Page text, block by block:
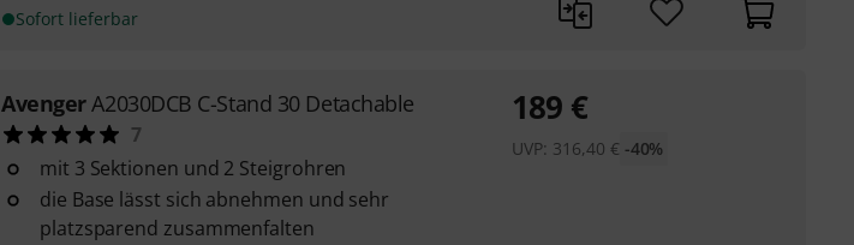
Sofort lieferbar
AvengerA2030DCB C-Stand 30 Detachable
7
mit 3 Sektionen und 2 Steigrohren
die Base lässt sich abnehmen und sehr
platzsparend zusammenfalten
189 €
UVP: 316,40 € -40%